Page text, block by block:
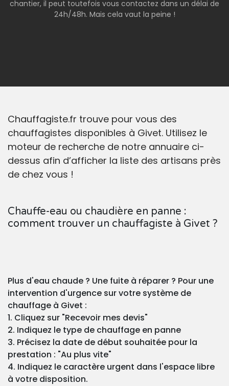
chantier, il peut toutefois vous contactez dans un délai de
24h/48h. Mais cela vaut la peine !
Chauffagiste.fr trouve pour vous des
chauffagistes disponibles à Givet. Utilisez le
moteur de recherche de notre annuaire ci-
dessus afin d’afficher la liste des artisans près
de chez vous !
Chauffe-eau ou chaudière en panne :
comment trouver un chauffagiste à Givet ?
Plus d'eau chaude ? Une fuite à réparer ? Pour une
intervention d'urgence sur votre système de
chauffage à Givet :
1. Cliquez sur "Recevoir mes devis"
2. Indiquez le type de chauffage en panne
3. Précisez la date de début souhaitée pour la
prestation : "Au plus vite"
4. Indiquez le caractère urgent dans l'espace libre
à votre disposition.